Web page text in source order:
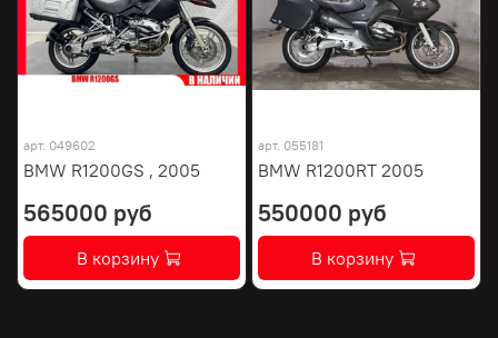
арт. 049602
BMW R1200GS , 2005
565000 руб
В корзину
арт. 055181
BMW R1200RT 2005
550000 руб
В корзину